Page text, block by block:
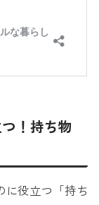
！持ち物
に役立つ「持ち